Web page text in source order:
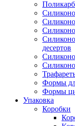
десертов
Формы
Формы
Упаковка
Коробки